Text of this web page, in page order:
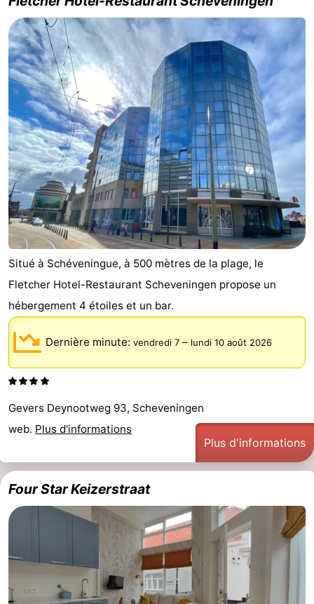
Situé à Schéveningue, à 500 mètres de la plage, le
Fletcher Hotel-Restaurant Scheveningen propose un
hébergement 4 étoiles et un bar.
Dernière minute: vendredi 7 – lundi 10 août 2026
Gevers Deynootweg 93, Scheveningen
web. Plus d'informations
Plus d'informations
Four Star Keizerstraat